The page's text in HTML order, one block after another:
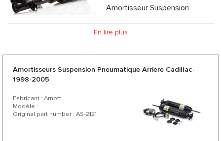
Amortisseur Suspension
Pneumatique - Quels sont les avantages et les avantages
Amortisseur Suspension Pneumatique d'AEROPIK :
Opportunité de consultation professionnelle
En lire plus
Amortisseurs Suspension Pneumatique Arriere Cadillac-
1998-2005
Fabricant : Arnott
Modèle :
Original part number : AS-2121